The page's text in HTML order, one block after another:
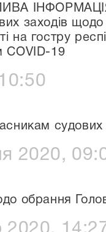
ІНФОРМАЦІЯ
заходів
на гостру
COVID-19
2020,
обрання